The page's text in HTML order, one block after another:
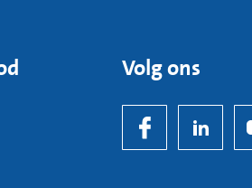
Volg ons